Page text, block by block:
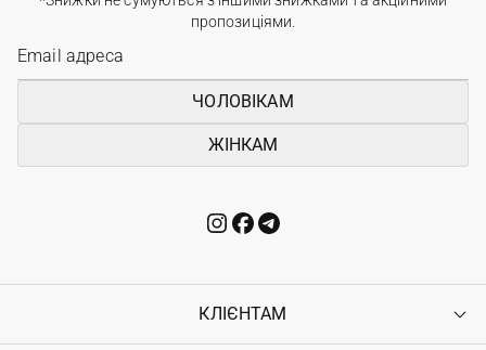
пропозиціями.
ЧОЛОВІКАМ
ЖІНКАМ
КЛІЄНТАМ